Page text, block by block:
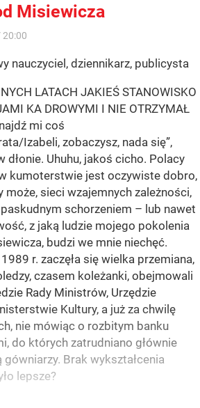
Misiewicza
20:00
nauczyciel, dziennikarz, publicysta
LATACH JAKIEŚ STANOWISKO
KA DROWYMI I NIE OTRZYMAŁ
mi coś
Izabeli, zobaczysz, nada się”,
dłonie. Uhuhu, jakoś cicho. Polacy
kumoterstwie jest oczywiste dobro,
może, sieci wzajemnych zależności,
schorzeniem – lub nawet
z jaką ludzie mojego pokolenia
budzi we mnie niechęć.
r. zaczęła się wielka przemiana,
czasem koleżanki, obejmowali
Rady Ministrów, Urzędzie
Kultury, a już za chwilę
nie mówiąc o rozbitym banku
do których zatrudniano głównie
Brak wykształcenia
lepsze?